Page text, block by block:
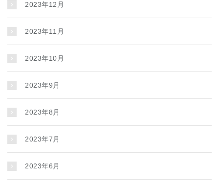
2023年12月
2023年11月
2023年10月
2023年9月
2023年8月
2023年7月
2023年6月